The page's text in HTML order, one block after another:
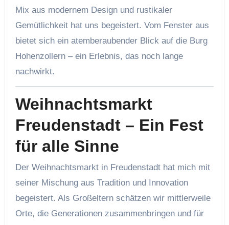
Mix aus modernem Design und rustikaler
Gemütlichkeit hat uns begeistert. Vom Fenster aus
bietet sich ein atemberaubender Blick auf die Burg
Hohenzollern – ein Erlebnis, das noch lange
nachwirkt.
Weihnachtsmarkt
Freudenstadt – Ein Fest
für alle Sinne
Der Weihnachtsmarkt in Freudenstadt hat mich mit
seiner Mischung aus Tradition und Innovation
begeistert. Als Großeltern schätzen wir mittlerweile
Orte, die Generationen zusammenbringen und für